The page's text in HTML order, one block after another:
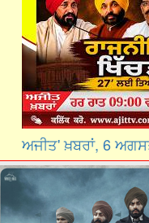
ਅਜੀਤ' ਖ਼ਬਰਾਂ, 6